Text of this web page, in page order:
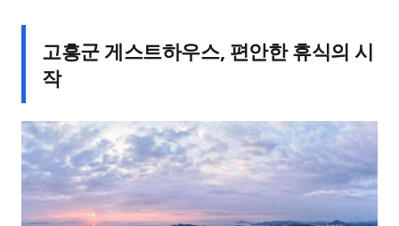
고흥군 게스트하우스, 편안한 휴식의 시
작